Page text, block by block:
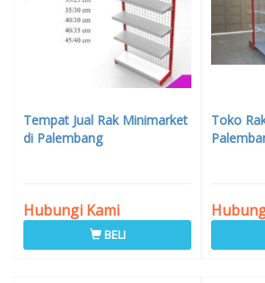
Tempat Jual Rak Minimarket
di Palembang
Hubungi Kami
BELI
Toko